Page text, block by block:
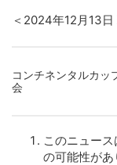
＜2024年12月13日
コンチネンタルカッ
会
このニュー
の可能性があ